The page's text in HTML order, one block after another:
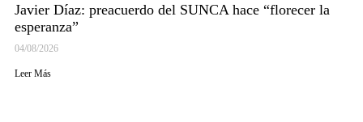
Javier Díaz: preacuerdo del SUNCA hace “florecer la
esperanza”
04/08/2026
Leer Más